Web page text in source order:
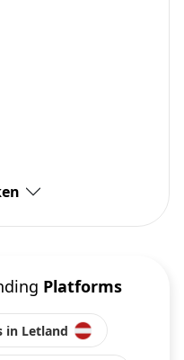
Platforms
in Letland